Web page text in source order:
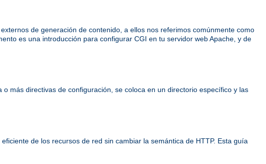
de generación de contenido, a ellos nos referimos comúnmente como
es una introducción para configurar CGI en tu servidor web Apache, y de
más directivas de configuración, se coloca en un directorio específico y las
de los recursos de red sin cambiar la semántica de HTTP. Esta guía